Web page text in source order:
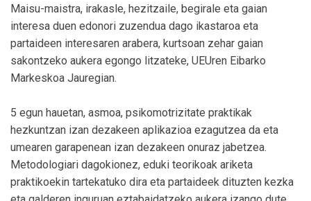
Maisu-maistra, irakasle, hezitzaile, begirale eta gaian
interesa duen edonori zuzendua dago ikastaroa eta
partaideen interesaren arabera, kurtsoan zehar gaian
sakontzeko aukera egongo litzateke, UEUren Eibarko
Markeskoa Jauregian.
5 egun hauetan, asmoa, psikomotrizitate praktikak
hezkuntzan izan dezakeen aplikazioa ezagutzea da eta
umearen garapenean izan dezakeen onuraz jabetzea.
Metodologiari dagokionez, eduki teorikoak ariketa
praktikoekin tartekatuko dira eta partaideek dituzten kezka